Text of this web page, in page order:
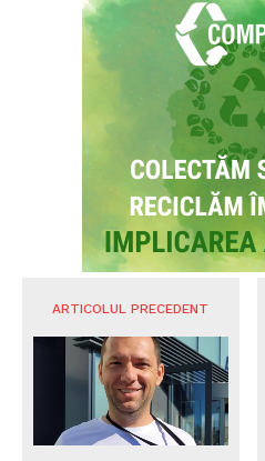
ARTICOLUL PRECEDENT